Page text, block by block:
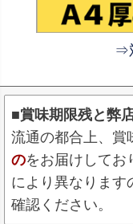
⇒
■賞味期限残と弊
流通の都合上、賞
のをお届けしてお
により異なります
確認ください。